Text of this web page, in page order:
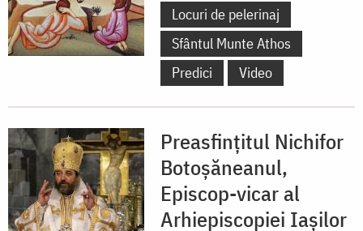
Locuri de pelerinaj
Sfântul Munte Athos
Predici
Video
Preasfințitul Nichifor
Botoșăneanul,
Episcop-vicar al
Arhiepiscopiei Iașilor